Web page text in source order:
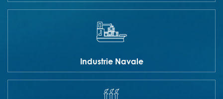
Industrie Navale